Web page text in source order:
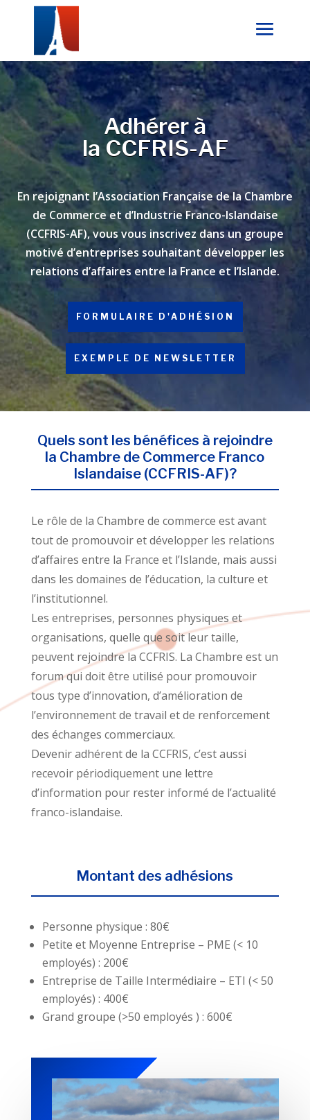
Adhérer à
la CCFRIS-AF
En rejoignant l’Association Française de la Chambre
de Commerce et d’Industrie Franco-Islandaise
(CCFRIS-AF), vous vous inscrivez dans un groupe
motivé d’entreprises souhaitant développer les
relations d’affaires entre la France et l’Islande.
FORMULAIRE D'ADHÉSION
EXEMPLE DE NEWSLETTER
Quels sont les bénéfices à rejoindre
la Chambre de Commerce Franco
Islandaise (CCFRIS-AF)?
Le rôle de la Chambre de commerce est avant
tout de promouvoir et développer les relations
d’affaires entre la France et l’Islande, mais aussi
dans les domaines de l’éducation, la culture et
l’institutionnel.
Les entreprises, personnes physiques et
organisations, quelle que soit leur taille,
peuvent rejoindre la CCFRIS. La Chambre est un
forum qui doit être utilisé pour promouvoir
tous type d’innovation, d’amélioration de
l’environnement de travail et de renforcement
des échanges commerciaux.
Devenir adhérent de la CCFRIS, c’est aussi
recevoir périodiquement une lettre
d’information pour rester informé de l’actualité
franco-islandaise.
Montant des adhésions
Personne physique : 80€
Petite et Moyenne Entreprise – PME (< 10
employés) : 200€
Entreprise de Taille Intermédiaire – ETI (< 50
employés) : 400€
Grand groupe (>50 employés ) : 600€